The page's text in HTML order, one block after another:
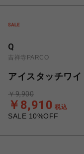
Q
吉祥寺PARCO
アイスタッチワ
SALE 10%OFF
￥8,910 税込
￥9,900